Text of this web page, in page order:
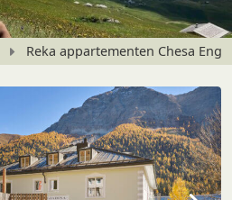
Reka appartementen Chesa